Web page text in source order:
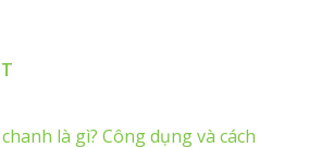
là gì? Công dụng và cách